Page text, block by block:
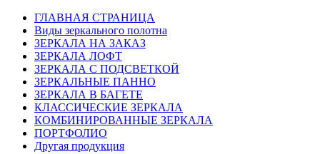
ГЛАВНАЯ СТРАНИЦА
Виды зеркального полотна
ЗЕРКАЛА НА ЗАКАЗ
ЗЕРКАЛА ЛОФТ
ЗЕРКАЛА С ПОДСВЕТКОЙ
ЗЕРКАЛЬНЫЕ ПАННО
ЗЕРКАЛА В БАГЕТЕ
КЛАССИЧЕСКИЕ ЗЕРКАЛА
КОМБИНИРОВАННЫЕ ЗЕРКАЛА
ПОРТФОЛИО
Другая продукция